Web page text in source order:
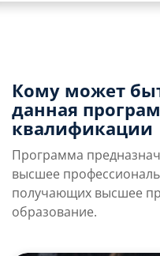
Кому может
данная
квалификации
Программа
высшее
получающих высшее
образование.